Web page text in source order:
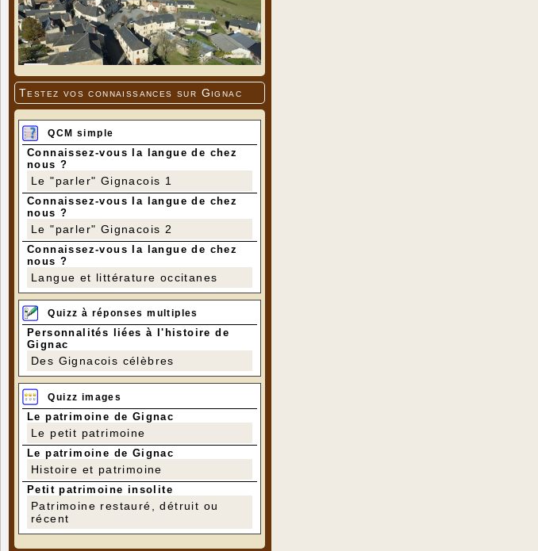
Testez vos connaissances sur Gignac
QCM simple
Connaissez-vous la langue de chez
nous ?
Le "parler" Gignacois 1
Connaissez-vous la langue de chez
nous ?
Le "parler" Gignacois 2
Connaissez-vous la langue de chez
nous ?
Langue et littérature occitanes
Quizz à réponses multiples
Personnalités liées à l'histoire de
Gignac
Des Gignacois célèbres
Quizz images
Le patrimoine de Gignac
Le petit patrimoine
Le patrimoine de Gignac
Histoire et patrimoine
Petit patrimoine insolite
Patrimoine restauré, détruit ou
récent